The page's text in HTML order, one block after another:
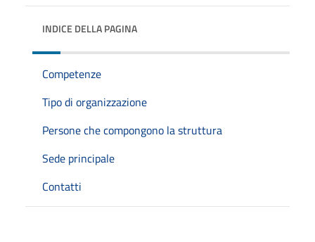
INDICE DELLA PAGINA
Competenze
Tipo di organizzazione
Persone che compongono la struttura
Sede principale
Contatti